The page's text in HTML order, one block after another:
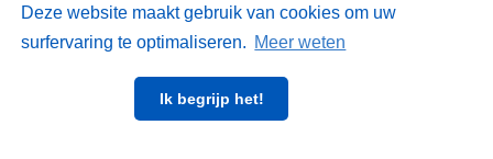
Deze website maakt gebruik van cookies om uw
surfervaring te optimaliseren. Meer weten
Ik begrijp het!